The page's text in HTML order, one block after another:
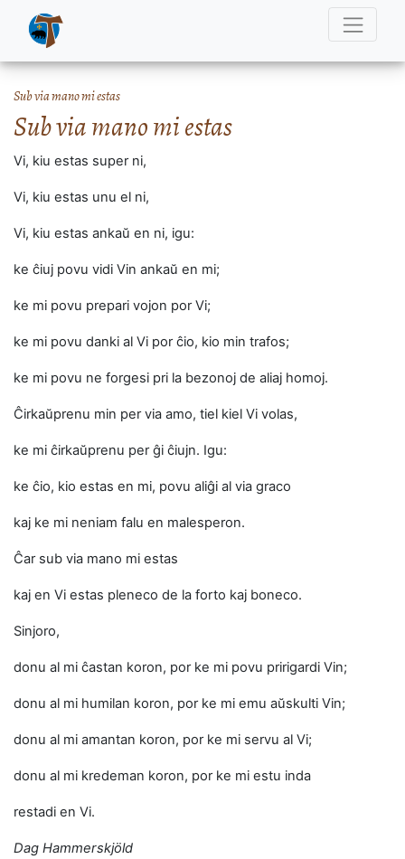
Sub via mano mi estas
Sub via mano mi estas
Vi, kiu estas super ni,
Vi, kiu estas unu el ni,
Vi, kiu estas ankaŭ en ni, igu:
ke ĉiuj povu vidi Vin ankaŭ en mi;
ke mi povu prepari vojon por Vi;
ke mi povu danki al Vi por ĉio, kio min trafos;
ke mi povu ne forgesi pri la bezonoj de aliaj homoj.
Ĉirkaŭprenu min per via amo, tiel kiel Vi volas,
ke mi ĉirkaŭprenu per ĝi ĉiujn. Igu:
ke ĉio, kio estas en mi, povu aliĝi al via graco
kaj ke mi neniam falu en malesperon.
Ĉar sub via mano mi estas
kaj en Vi estas pleneco de la forto kaj boneco.
Sinjoro,
donu al mi ĉastan koron, por ke mi povu pririgardi Vin;
donu al mi humilan koron, por ke mi emu aŭskulti Vin;
donu al mi amantan koron, por ke mi servu al Vi;
donu al mi kredeman koron, por ke mi estu inda
restadi en Vi.
Dag Hammerskjöld